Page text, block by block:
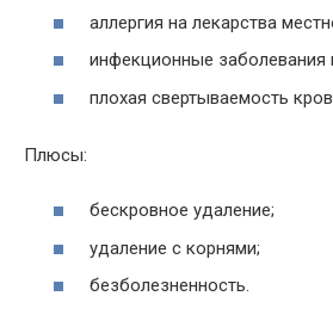
аллергия на лекарства
инфекционные заболевания
плохая свертываемость
Плюсы:
бескровное удаление;
удаление с корнями;
безболезненность.